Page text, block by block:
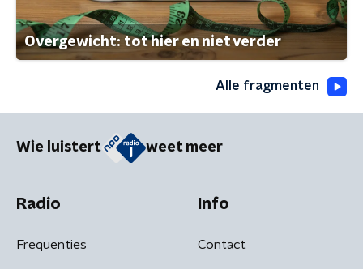
Overgewicht: tot hier en niet verder
Alle fragmenten
Wie luistert weet meer
Radio
Frequenties
Info
Contact